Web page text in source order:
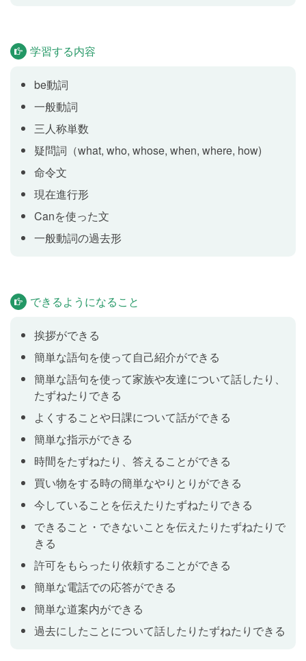
分とあなた以外の第三者について話すことができるよ
Lesson 7
疑問詞 what を使った疑問文を学習します。「これは何
ですか」のように、不明な物などについて相手にたず
ねることができるようになります。
Lesson 8 リーディング
Michelle and Miho are in JP Museum. They saw Jane
Lesson 9 テスト
週末にすることを伝えよう
一般動詞の現在形を使った肯定文を学習します。「私
は毎日７時に起きます」「私は週末に映画を観ます」
のように、よくすることや日課について伝えることが
できるようになります。
Lesson 11 ふだんするかどうかたずねよう
一般動詞の現在形を使った疑問文と否定文を学習しま
す。「あなたは毎日テレビを観ますか」といった質問
をしたり、「私は週末は勉強しません」のような否定
の文を言えるようになります。
Lesson 12 何をするかたずねよう
疑問詞 what と一般動詞を使った疑問文を学習します。
学習する内容
be動詞
一般動詞
三人称単数
疑問詞（what, who, whose, when, where, how)
命令文
現在進行形
Canを使った文
一般動詞の過去形
できるようになること
挨拶ができる
簡単な語句を使って自己紹介ができる
簡単な語句を使って家族や友達について話したり、
たずねたりできる
よくすることや日課について話ができる
簡単な指示ができる
時間をたずねたり、答えることができる
買い物をする時の簡単なやりとりができる
今していることを伝えたりたずねたりできる
できること・できないことを伝えたりたずねたりで
きる
許可をもらったり依頼することができる
簡単な電話での応答ができる
簡単な道案内ができる
過去にしたことについて話したりたずねたりできる